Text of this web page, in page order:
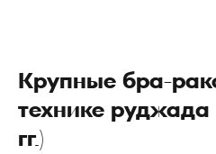
Крупные бра-
технике руджада
гг.)